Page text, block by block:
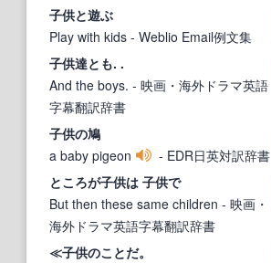
子供と遊ぶ
Play with kids - Weblio Email例文集
子供達とも. .
And the boys. - 映画・海外ドラマ英語
字幕翻訳辞書
子供の鳩
a baby pigeon
- EDR日英対訳辞書
ところが子供は 子供で
But then these same children - 映画・
海外ドラマ英語字幕翻訳辞書
≪子供のことだ。